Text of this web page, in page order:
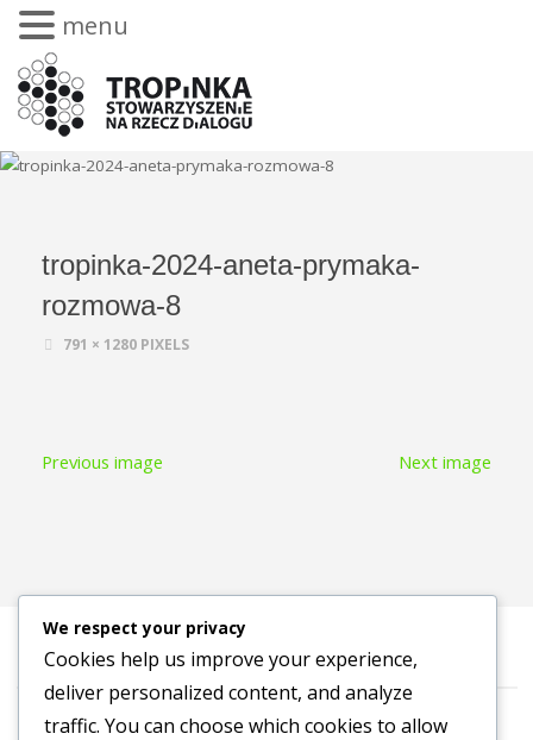
tropinka-2024-aneta-prymaka-
rozmowa-8
791 × 1280 PIXELS
Previous image Next image
©2016-2026 Stowarzyszenie na Rzecz Dialogu „Tropinka”
menu
We respect your privacy
Cookies help us improve your experience,
deliver personalized content, and analyze
traffic. You can choose which cookies to allow